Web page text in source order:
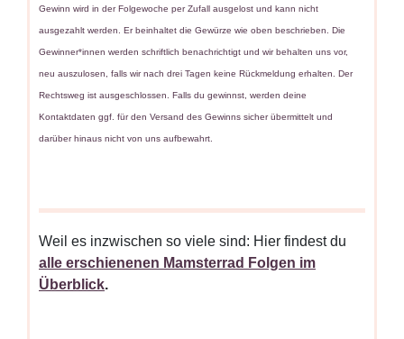
Gewinn wird in der Folgewoche per Zufall ausgelost und kann nicht
ausgezahlt werden. Er beinhaltet die Gewürze wie oben beschrieben. Die
Gewinner*innen werden schriftlich benachrichtigt und wir behalten uns vor,
neu auszulosen, falls wir nach drei Tagen keine Rückmeldung erhalten. Der
Rechtsweg ist ausgeschlossen. Falls du gewinnst, werden deine
Kontaktdaten ggf. für den Versand des Gewinns sicher übermittelt und
darüber hinaus nicht von uns aufbewahrt.­
Weil es inzwischen so viele sind: Hier findest du
alle erschienenen Mamsterrad Folgen im
Überblick.